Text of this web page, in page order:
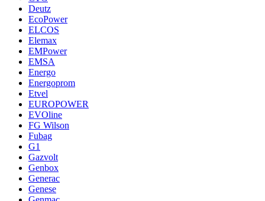
Deutz
EcoPower
ELCOS
Elemax
EMPower
EMSA
Energo
Energoprom
Etvel
EUROPOWER
EVOline
FG Wilson
Fubag
G1
Gazvolt
Genbox
Generac
Genese